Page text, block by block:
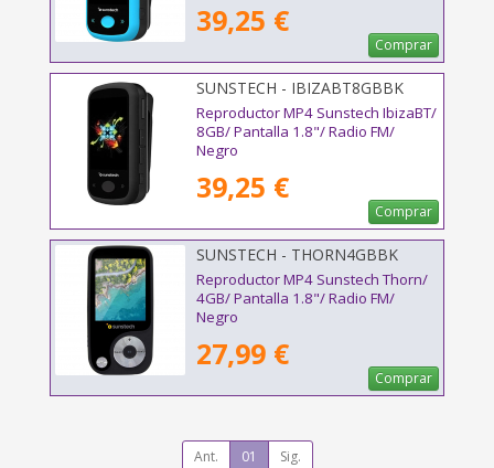
39,25 €
Comprar
SUNSTECH - IBIZABT8GBBK
Reproductor MP4 Sunstech IbizaBT/
8GB/ Pantalla 1.8"/ Radio FM/
Negro
39,25 €
Comprar
SUNSTECH - THORN4GBBK
Reproductor MP4 Sunstech Thorn/
4GB/ Pantalla 1.8"/ Radio FM/
Negro
27,99 €
Comprar
Ant. 01 Sig.